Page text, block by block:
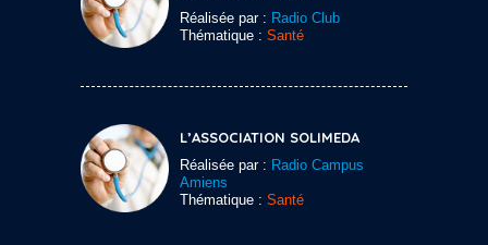
Réalisée par : Radio Club
Thématique : Santé
L’ASSOCIATION SOLIMEDA
Réalisée par : Radio Campus
Amiens
Thématique : Santé